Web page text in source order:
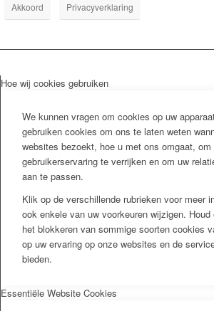
Akkoord Privacyverklaring
Hoe wij cookies gebruiken
We kunnen vragen om cookies op uw
gebruiken cookies om ons te laten weten
websites bezoekt, hoe u met ons omgaat, om
gebruikerservaring te verrijken en om uw
aan te passen.
Klik op de verschillende rubrieken voor meer
ook enkele van uw voorkeuren wijzigen.
het blokkeren van sommige soorten cookies
op uw ervaring op onze websites en de
bieden.
Essentiële Website Cookies